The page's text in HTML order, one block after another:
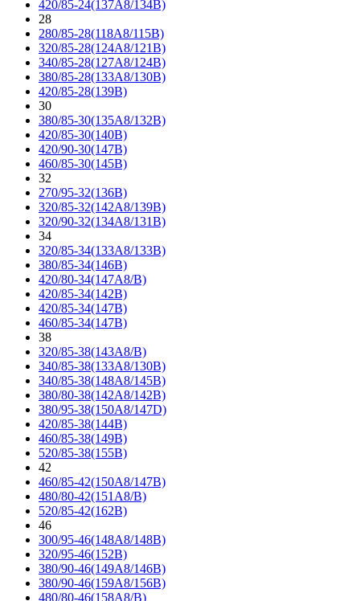
420/85-24(137A8/134B)
28
280/85-28(118A8/115B)
320/85-28(124A8/121B)
340/85-28(127A8/124B)
380/85-28(133A8/130B)
420/85-28(139B)
30
380/85-30(135A8/132B)
420/85-30(140B)
420/90-30(147B)
460/85-30(145B)
32
270/95-32(136B)
320/85-32(142A8/139B)
320/90-32(134A8/131B)
34
320/85-34(133A8/133B)
380/85-34(146B)
420/80-34(147A8/B)
420/85-34(142B)
420/85-34(147B)
460/85-34(147B)
38
320/85-38(143A8/B)
340/85-38(133A8/130B)
340/85-38(148A8/145B)
380/80-38(142A8/142B)
380/95-38(150A8/147D)
420/85-38(144B)
460/85-38(149B)
520/85-38(155B)
42
460/85-42(150A8/147B)
480/80-42(151A8/B)
520/85-42(162B)
46
300/95-46(148A8/148B)
320/95-46(152B)
380/90-46(149A8/146B)
380/90-46(159A8/156B)
480/80-46(158A8/B)